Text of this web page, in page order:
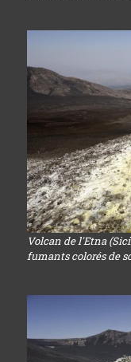
Volcan de l'Etna
fumants colorés de